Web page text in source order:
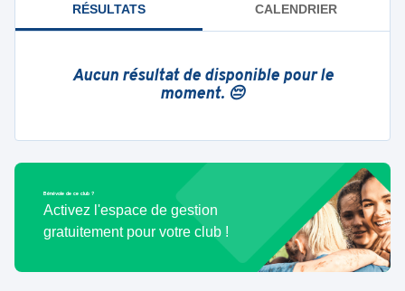
RÉSULTATS CALENDRIER
Aucun résultat de disponible pour le
moment. 😔
Bénévole de ce club ?
Activez l'espace de gestion
gratuitement pour votre club !